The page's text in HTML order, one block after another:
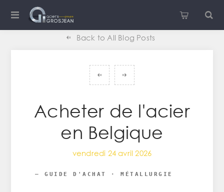
Back to All Blog Posts
Acheter de l'acier
en Belgique
vendredi 24 avril 2026
— GUIDE D'ACHAT · MÉTALLURGIE